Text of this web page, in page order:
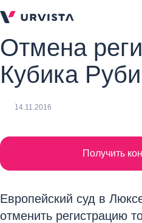
Отмена
Кубика
14.11.2016
Получить
Европейский суд в
отменить регистрацию